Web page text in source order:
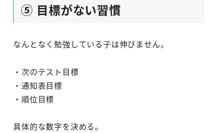
⑤ 目標がない習慣
なんとなく勉強している子は伸びません。
・次のテスト目標
・通知表目標
・順位目標
具体的な数字を決める。